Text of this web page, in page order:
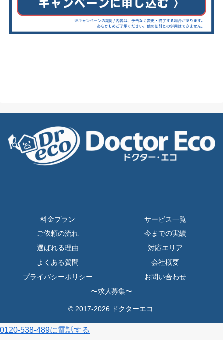
料金プラン
サービス一覧
ご依頼の流れ
今までの実績
選ばれる理由
対応エリア
よくある質問
会社概要
プライバシーポリシー
お問い合わせ
〜求人募集〜
© 2017-2026 ドクターエコ.
0120-538-489に電話する